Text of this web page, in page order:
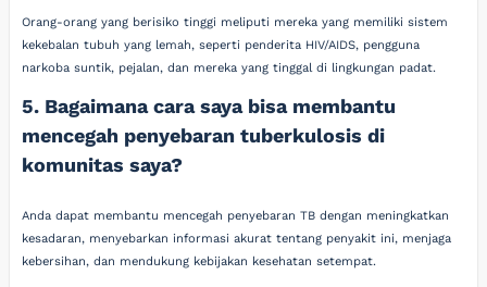
Orang-orang yang berisiko tinggi meliputi mereka yang memiliki sistem
kekebalan tubuh yang lemah, seperti penderita HIV/AIDS, pengguna
narkoba suntik, pejalan, dan mereka yang tinggal di lingkungan padat.
5. Bagaimana cara saya bisa membantu
mencegah penyebaran tuberkulosis di
komunitas saya?
Anda dapat membantu mencegah penyebaran TB dengan meningkatkan
kesadaran, menyebarkan informasi akurat tentang penyakit ini, menjaga
kebersihan, dan mendukung kebijakan kesehatan setempat.